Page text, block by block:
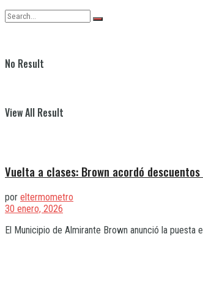
No Result
View All Result
Vuelta a clases: Brown acordó
por eltermometro
30 enero, 2026
El Municipio de Almirante Brown anunció la puesta